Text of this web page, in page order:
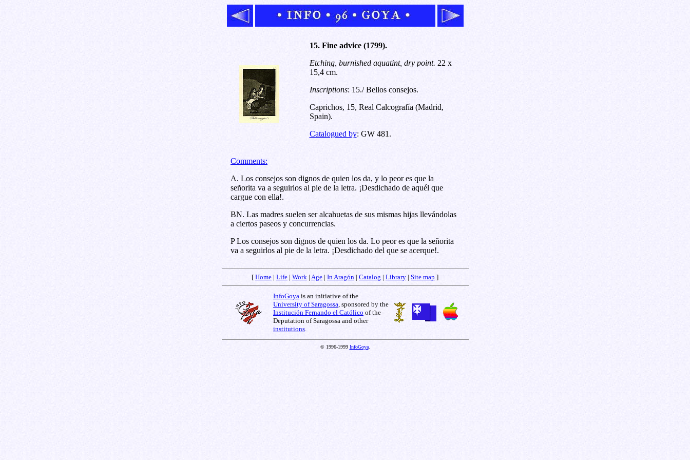
15. Fine advice (1799).
Etching, burnished aquatint, dry point. 22 x
15,4 cm.
Inscriptions: 15./ Bellos consejos.
Caprichos, 15, Real Calcografía (Madrid,
Spain).
Catalogued by: GW 481.
Comments:
A. Los consejos son dignos de quien los da, y lo peor es que la
señorita va a seguirlos al pie de la letra. ¡Desdichado de aquél que
cargue con ella!.
BN. Las madres suelen ser alcahuetas de sus mismas hijas llevándolas
a ciertos paseos y concurrencias.
P Los consejos son dignos de quien los da. Lo peor es que la señorita
va a seguirlos al pie de la letra. ¡Desdichado del que se acerque!.
[ Home | Life | Work | Age | In Aragón | Catalog | Library | Site map ]
InfoGoya is an initiative of the
University of Saragossa, sponsored by the
Institución Fernando el Católico of the
Deputation of Saragossa and other
institutions.
© 1996-1999 InfoGoya.